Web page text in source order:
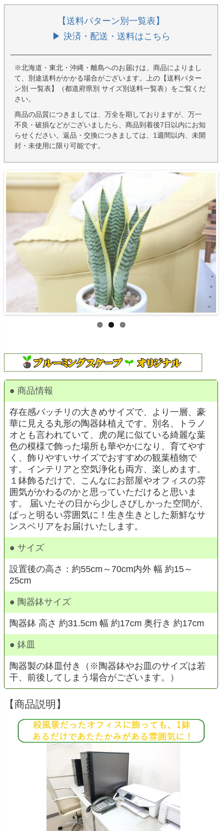
【送料パターン別一覧表】
▶ 決済・配送・送料はこちら
※北海道・東北・沖縄・離島へのお届けは、商品によりまし
て、別途送料がかかる場合がございます。上の【送料パター
ン別 一覧表】（都道府県別 サイズ別送料一覧表）をご覧くだ
さい。
商品の品質につきましては、万全を期しておりますが、万一
不良・破損などがございましたら、商品到着後7日以内にお知
らせください。返品・交換につきましては、1週間以内、未開
封・未使用に限り可能です。
● 商品情報
存在感バッチリの大きめサイズで、より一層、豪
華に見える丸形の陶器鉢植えです。別名、トラノ
オとも言われていて、虎の尾に似ている綺麗な葉
色の模様で飾った場所も華やかになり、育てやす
く、飾りやすいサイズでおすすめの観葉植物で
す。インテリアと空気浄化も両方、楽しめます。
１鉢飾るだけで、こんなにお部屋やオフィスの雰
囲気がかわるのかと思っていただけると思いま
す。 届いたその日から少しさびしかった空間が、
ぱっと明るい雰囲気に！生き生きとした新鮮なサ
ンスベリアをお届けいたします。
● サイズ
設置後の高さ：約55cm～70cm内外 幅 約15～
25cm
● 陶器鉢サイズ
陶器鉢 高さ 約31.5cm 幅 約17cm 奥行き 約17cm
● 鉢皿
陶器製の鉢皿付き（※陶器鉢やお皿のサイズは若
干、前後してしまう場合がございます。）
【商品説明】